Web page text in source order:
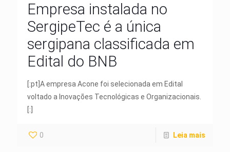
Empresa instalada no
SergipeTec é a única
sergipana classificada em
Edital do BNB
[:pt]A empresa Acone foi selecionada em Edital
voltado a Inovações Tecnológicas e Organizacionais.
[:]
0 Leia mais